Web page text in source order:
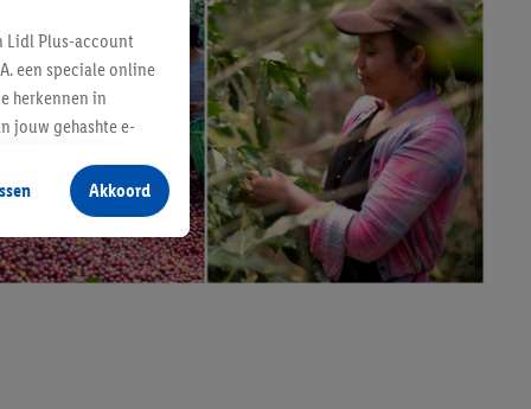
Lidl Plus-account
een speciale online
herkennen in
jouw gehashte e-
producten waarin je
te plaatsen
verschillende
Akkoord